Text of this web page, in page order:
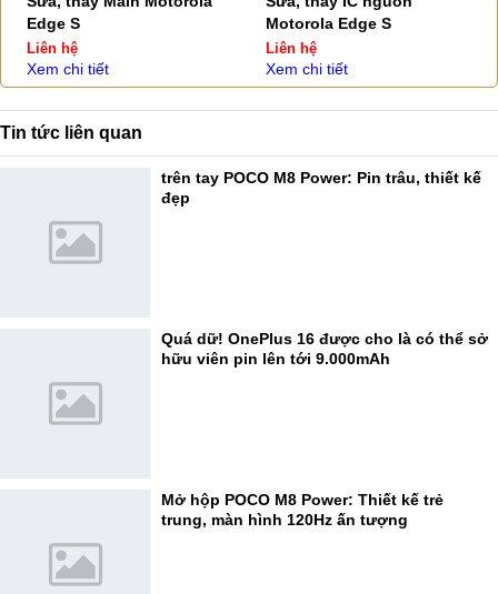
Edge S
Liên hệ
Xem chi tiết
Motorola Edge S
Liên hệ
Xem chi tiết
Tin tức liên quan
trên tay POCO M8 Power: Pin trâu, thiết kế
đẹp
Quá dữ! OnePlus 16 được cho là có thể sở
hữu viên pin lên tới 9.000mAh
Mở hộp POCO M8 Power: Thiết kế trẻ
trung, màn hình 120Hz ấn tượng